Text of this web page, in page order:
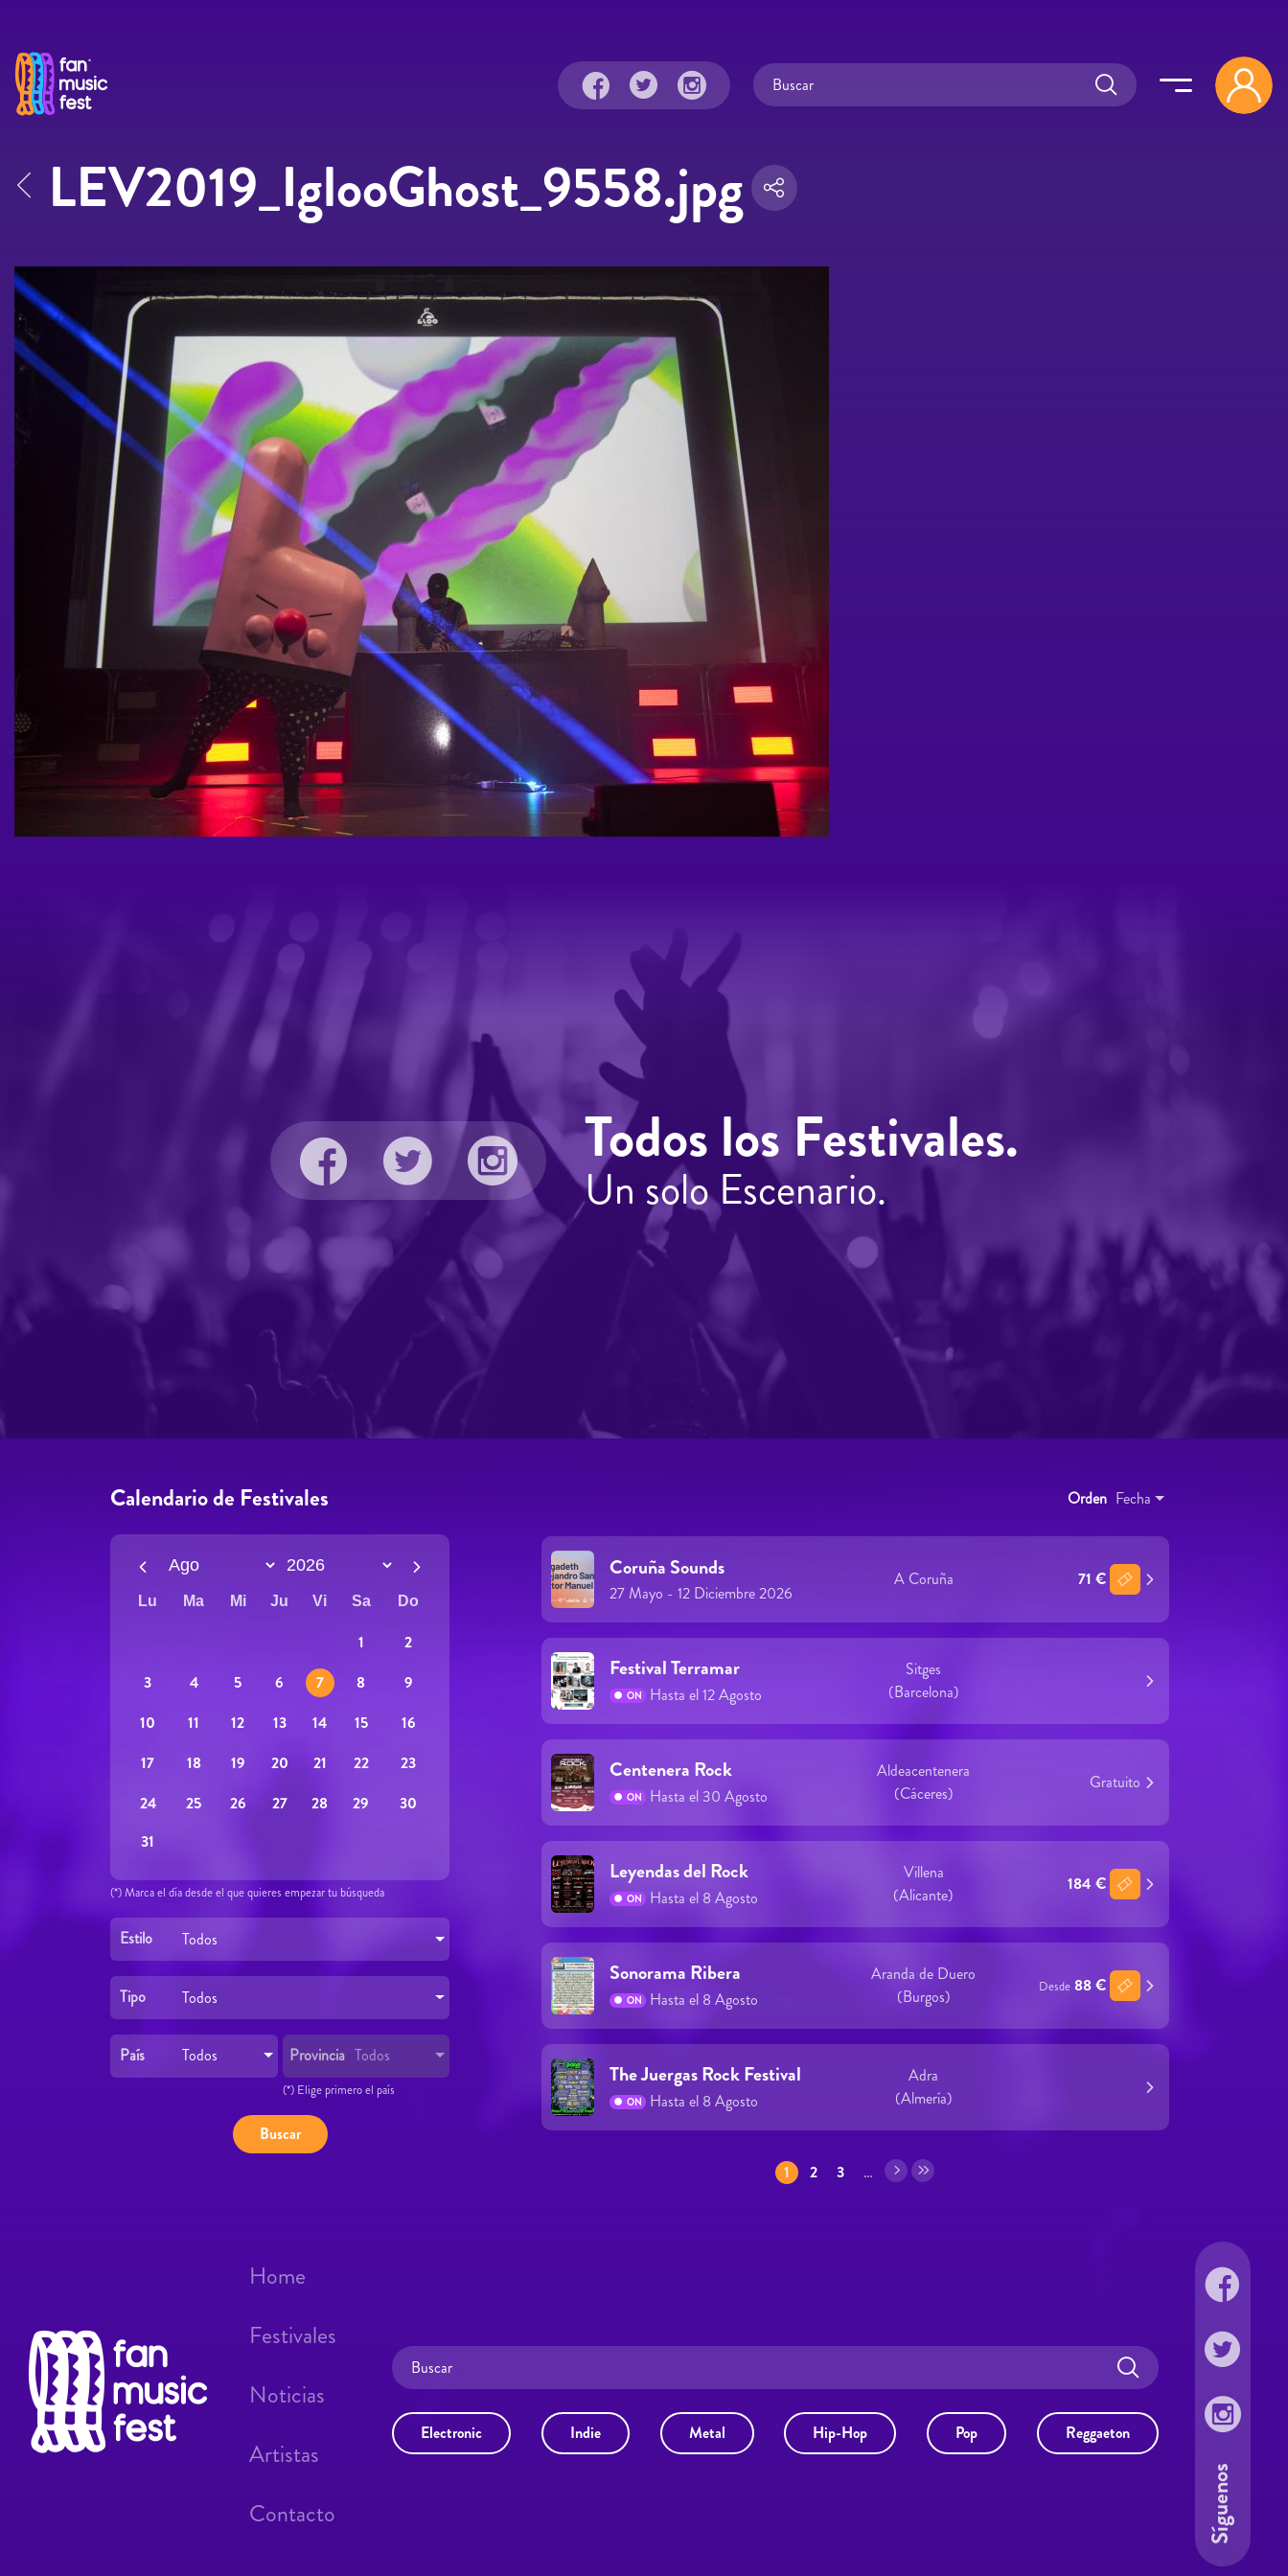
LEV2019_IglooGhost_9558.jpg
Todos los Festivales.
Un solo Escenario.
Calendario de Festivales
Lu Ma Mi Ju Vi Sa Do
1
2
3
4 5 6 7 8
9
10
11 12 13 14 15
16
17
18 19 20 21 22
23
24
25 26 27 28 29
30
31
(*) Marca el día desde el que quieres empezar tu búsqueda
Estilo Todos
Tipo Todos
País Todos Provincia Todos
(*) Elige primero el país
Orden Fecha
27 Mayo - 12 Diciembre 2026
Coruña Sounds A Coruña 71 €
ON Hasta el 12 Agosto
Festival Terramar
Sitges
(Barcelona)
ON Hasta el 30 Agosto
Centenera Rock
Aldeacentenera
(Cáceres)
Gratuito
ON Hasta el 8 Agosto
Leyendas del Rock
Villena
(Alicante)
184 €
ON Hasta el 8 Agosto
Sonorama Ribera
Aranda de Duero
(Burgos)
Desde 88 €
ON Hasta el 8 Agosto
The Juergas Rock Festival
Adra
(Almería)
1 2 3 …
Electronic Indie Metal Hip-Hop Pop Reggaeton
Home
Festivales
Noticias
Artistas
Contacto
Síguenos